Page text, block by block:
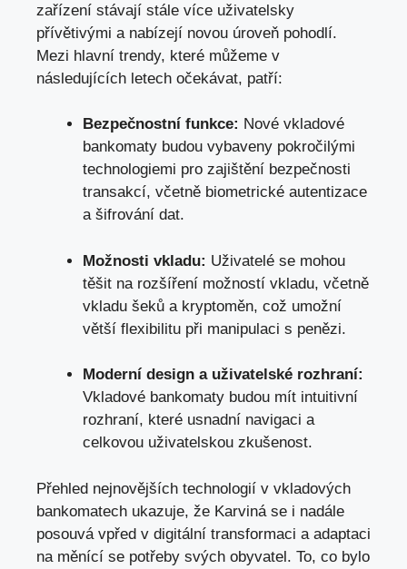
zařízení stávají stále více uživatelsky
přívětivými a nabízejí novou úroveň pohodlí.
Mezi hlavní trendy, které můžeme v
následujících letech očekávat, patří:
Bezpečnostní funkce: Nové vkladové
bankomaty budou vybaveny pokročilými
technologiemi pro zajištění bezpečnosti
transakcí, včetně biometrické autentizace
a šifrování dat.
Možnosti vkladu: Uživatelé se mohou
těšit na rozšíření možností vkladu, včetně
vkladu šeků a kryptoměn, což umožní
větší flexibilitu při manipulaci s penězi.
Moderní design a uživatelské rozhraní:
Vkladové bankomaty budou mít intuitivní
rozhraní, které usnadní navigaci a
celkovou uživatelskou zkušenost.
Přehled nejnovějších technologií v vkladových
bankomatech ukazuje, že Karviná se i nadále
posouvá vpřed v digitální transformaci a adaptaci
na měnící se potřeby svých obyvatel. To, co bylo